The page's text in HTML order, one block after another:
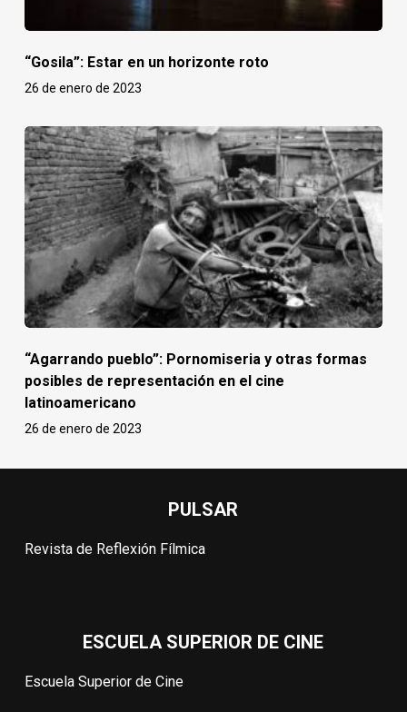
“Gosila”: Estar en un horizonte roto
26 de enero de 2023
“Agarrando pueblo”: Pornomiseria y otras formas
posibles de representación en el cine
latinoamericano
26 de enero de 2023
PULSAR
Revista de Reflexión Fílmica
ESCUELA SUPERIOR DE CINE
Escuela Superior de Cine